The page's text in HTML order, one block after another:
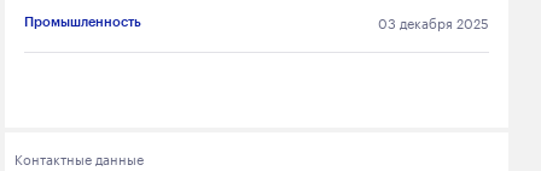
Промышленность 03 декабря 2025
Контактные данные